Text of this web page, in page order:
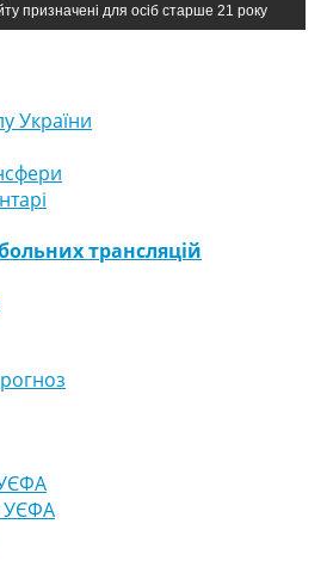
призначені для осіб старше 21 року
України
трансляцій
УЄФА